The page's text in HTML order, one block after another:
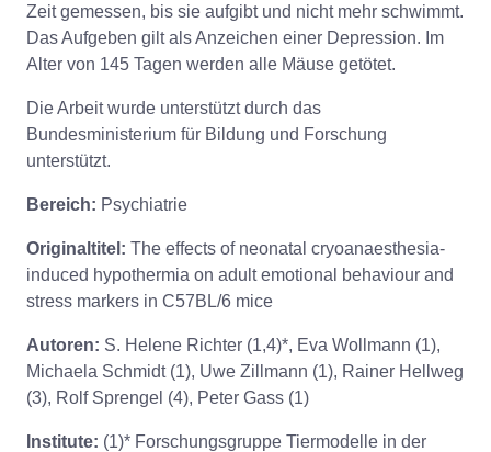
Zeit gemessen, bis sie aufgibt und nicht mehr schwimmt.
Das Aufgeben gilt als Anzeichen einer Depression. Im
Alter von 145 Tagen werden alle Mäuse getötet.
Die Arbeit wurde unterstützt durch das
Bundesministerium für Bildung und Forschung
unterstützt.
Bereich: Psychiatrie
Originaltitel: The effects of neonatal cryoanaesthesia-
induced hypothermia on adult emotional behaviour and
stress markers in C57BL/6 mice
Autoren: S. Helene Richter (1,4)*, Eva Wollmann (1),
Michaela Schmidt (1), Uwe Zillmann (1), Rainer Hellweg
(3), Rolf Sprengel (4), Peter Gass (1)
Institute: (1)* Forschungsgruppe Tiermodelle in der